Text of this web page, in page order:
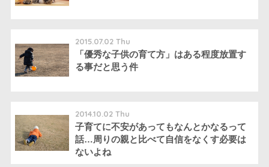
2015.07.02 Thu
「優秀な子供の育て方」はある程度放置す
る事だと思う件
2014.10.02 Thu
子育てに不安があってもなんとかなるって
話…周りの親と比べて自信をなくす必要は
ないよね